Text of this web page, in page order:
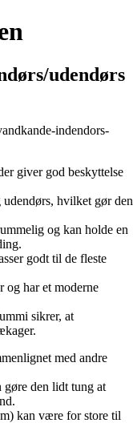
udendørs
indendors-
giver god beskyttelse
hvilket gør den
og kan holde en
godt til de fleste
og har et moderne
sikrer, at
med andre
den lidt tung at
kan være for store til